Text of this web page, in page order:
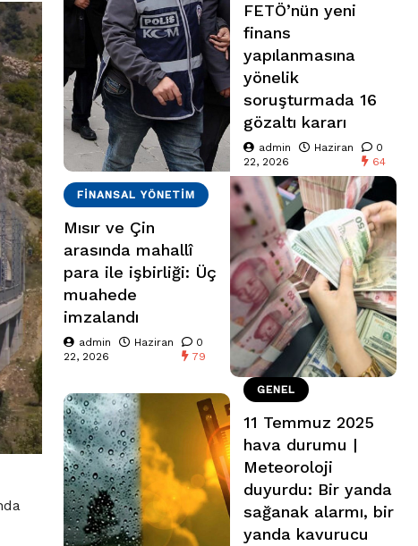
FETÖ’nün yeni
finans
yapılanmasına
yönelik
soruşturmada 16
gözaltı kararı
admin
Haziran
22, 2026
0
64
FINANSAL YÖNETIM
Mısır ve Çin
arasında mahallî
para ile işbirliği: Üç
muahede
imzalandı
admin
Haziran
22, 2026
0
79
GENEL
11 Temmuz 2025
hava durumu |
Meteoroloji
duyurdu: Bir yanda
sağanak alarmı, bir
yanda kavurucu